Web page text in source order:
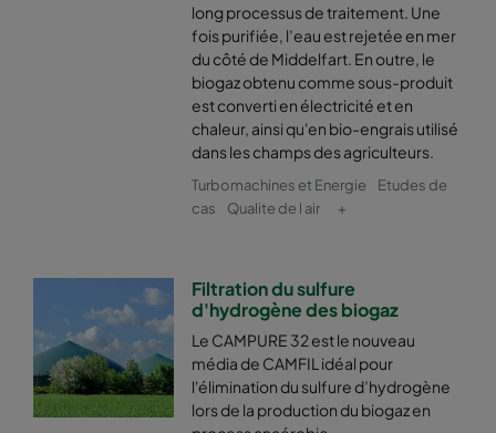
long processus de traitement. Une
fois purifiée, l’eau est rejetée en mer
du côté de Middelfart. En outre, le
biogaz obtenu comme sous-produit
est converti en électricité et en
chaleur, ainsi qu'en bio-engrais utilisé
dans les champs des agriculteurs.
Turbomachines et Energie
Etudes de
cas
Qualite de l air +
Filtration du sulfure
d'hydrogène des biogaz
Le CAMPURE 32 est le nouveau
média de CAMFIL idéal pour
l'élimination du sulfure d’hydrogène
lors de la production du biogaz en